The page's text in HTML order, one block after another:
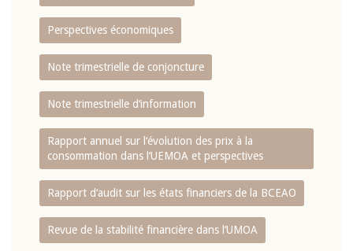
Perspectives économiques
Note trimestrielle de conjoncture
Note trimestrielle d‘information
Rapport annuel sur l‘évolution des prix à la
consommation dans l‘UEMOA et perspectives
Rapport d‘audit sur les états financiers de la BCEAO
Revue de la stabilité financière dans l‘UMOA